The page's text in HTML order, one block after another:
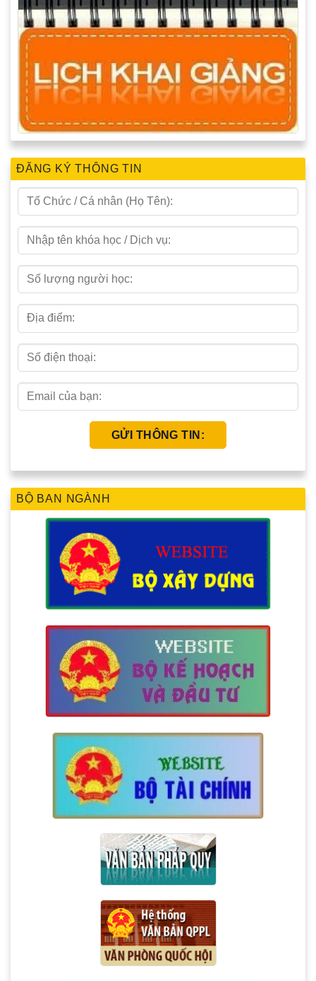
ĐĂNG KÝ THÔNG TIN
BỘ BAN NGÀNH